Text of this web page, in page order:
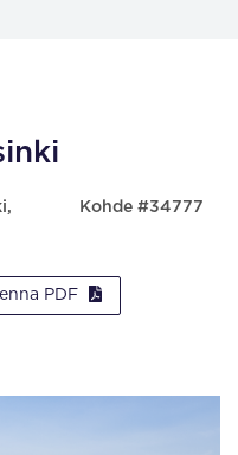
Kohde #34777
PDF